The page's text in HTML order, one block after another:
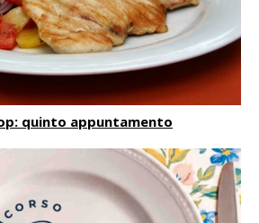
quinto appuntamento